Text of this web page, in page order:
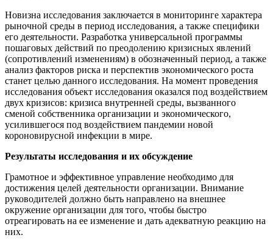
Новизна исследования заключается в мониторинге характера
рыночной среды в период исследования, а также специфики
его деятельности. Разработка универсальной программы
пошаговых действий по преодолению кризисных явлений
(сопротивлений изменениям) в обозначенный период, а также
анализ факторов риска и перспектив экономического роста
станет целью данного исследования. На момент проведения
исследования объект исследования оказался под воздействием
двух кризисов: кризиса внутренней среды, вызванного
сменой собственника организации и экономического,
усилившегося под воздействием пандемии новой
короновирусной инфекции в мире.
Результаты исследования и их обсуждение
Грамотное и эффективное управление необходимо для
достижения целей деятельности организации. Внимание
руководителей должно быть направлено на внешнее
окружение организации для того, чтобы быстро
отреагировать на ее изменение и дать адекватную реакцию на
них.